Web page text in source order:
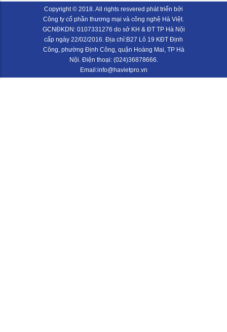
Copyright © 2018. All rights resvered phát triển bởi
Công ty cổ phần thương mại và công nghệ Hà Việt.
GCNĐKDN: 0107331276 do sở KH & ĐT TP Hà Nội
cấp ngày 22/02/2016. Địa chỉ:B27 Lô 19 KĐT Định
Công, phường Định Công, quận Hoàng Mai, TP Hà
Nội. Điện thoại: (024)36878666.
Email:info@havietpro.vn